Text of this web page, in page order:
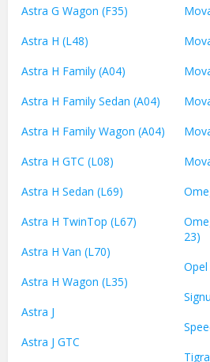
Astra G Wagon (F35)
Astra H (L48)
Astra H Family (A04)
Astra H Family Sedan (A04)
Astra H Family Wagon (A04)
Astra H GTC (L08)
Astra H Sedan (L69)
Astra H TwinTop (L67)
Astra H Van (L70)
Astra H Wagon (L35)
Astra J
Astra J GTC
23)
Opel